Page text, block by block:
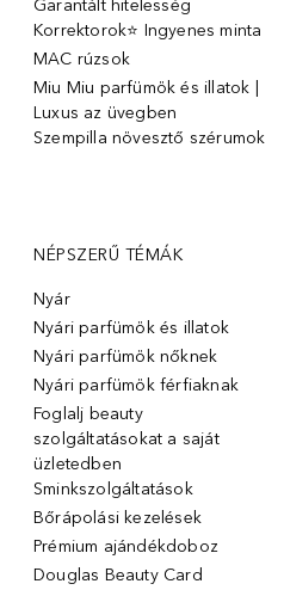
Garantált hitelesség
Korrektorok⭐ Ingyenes minta
MAC rúzsok
Miu Miu parfümök és illatok |
Luxus az üvegben
Szempilla növesztő szérumok
NÉPSZERŰ TÉMÁK
Nyár
Nyári parfümök és illatok
Nyári parfümök nőknek
Nyári parfümök férfiaknak
Foglalj beauty
szolgáltatásokat a saját
üzletedben
Sminkszolgáltatások
Bőrápolási kezelések
Prémium ajándékdoboz
Douglas Beauty Card